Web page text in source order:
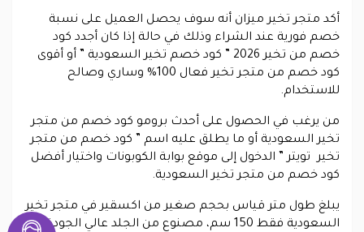
أكد متجر تخير ميزان أنه سوف يحصل العميل على نسبة
خصم فورية عند الشراء وذلك في حالة إذا كان أجدد كود
خصم من تخير 2026 ” كود خصم تخير السعودية ” أو أقوى
كود خصم من متجر تخير فعال 100% وساري وصالح
للاستخدام.
من يرغب في الحصول على أحدث برومو كود خصم من متجر
تخير السعودية أو ما يطلق عليه اسم ” كود خصم من متجر
تخير تويتر ” الدخول إلى موقع بوابة الكوبونات واختيار أفضل
كود خصم من متجر تخير السعودية.
يبلغ طول متر قياس بحجم صغير من اكسقير في متجر تخير
السعودية فقط 150 سم، مصنوع من الجلد عالي الجودة.